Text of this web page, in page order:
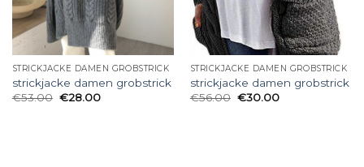
STRICKJACKE DAMEN GROBSTRICK
strickjacke damen grobstrick
€53.00 €28.00
STRICKJACKE DAMEN GROBSTRICK
strickjacke damen grobstrick
€56.00 €30.00